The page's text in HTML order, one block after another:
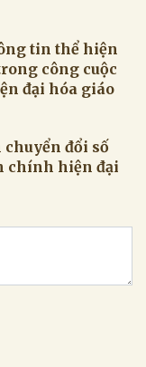
tin thể hiện
công cuộc
đại hóa giáo
chuyển đổi số
chính hiện đại